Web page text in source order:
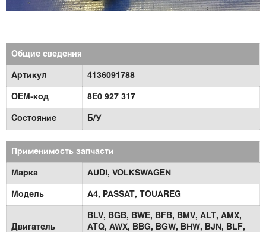
Общие сведения
Артикул 4136091788
OEM-код 8E0 927 317
Состояние Б/У
Применимость запчасти
Марка AUDI, VOLKSWAGEN
Модель A4, PASSAT, TOUAREG
Двигатель
BLV, BGB, BWE, BFB, BMV, ALT, AMX,
ATQ, AWX, BBG, BGW, BHW, BJN,
BLF,